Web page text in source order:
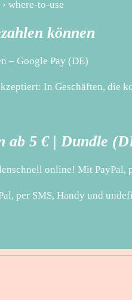
where-to-use
können
– Google Pay (DE)
In Geschäften, die
ab 5 € | Dundle
online! Mit
per SMS, Handy und